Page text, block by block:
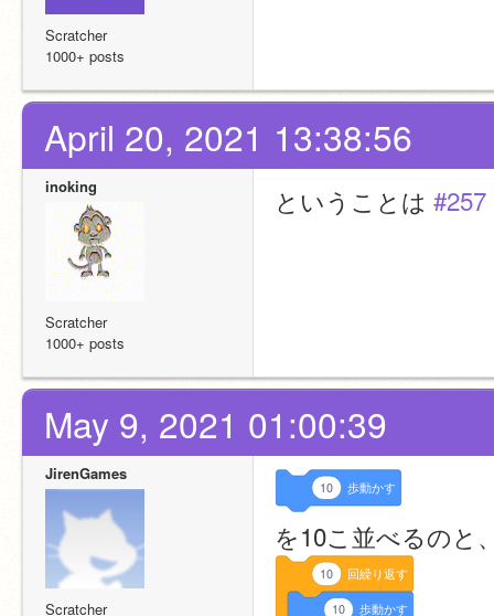
Scratcher
1000+ posts
April 20, 2021 13:38:56
inoking
Scratcher
1000+ posts
ということは #257
May 9, 2021 01:00:39
JirenGames
Scratcher
10 歩動かす
を10こ並べるのと
10 回繰り返す
10 歩動かす